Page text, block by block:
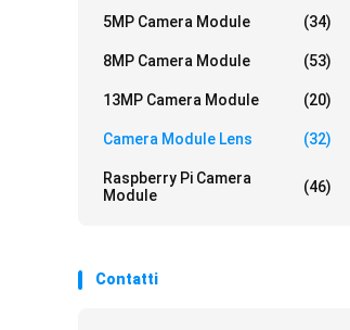
5MP Camera Module (34)
8MP Camera Module (53)
13MP Camera Module (20)
Camera Module Lens (32)
Raspberry Pi Camera
Module
(46)
Contatti